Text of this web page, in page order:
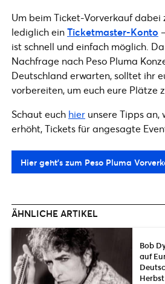
Um beim Ticket-Vorverkauf dabei
lediglich einTicketmaster-Konto
ist schnell und einfach möglich.
Nachfrage nach Peso Pluma
Deutschland erwarten, solltet ihr
vorbereiten, um euch eure Plätze
Schaut euch hier unsere Tipps an,
erhöht, Tickets für angesagte
Hier geht’s zum Peso Pluma
ÄHNLICHE ARTIKEL
Bob
auf
Herbst